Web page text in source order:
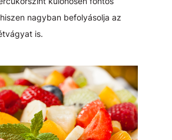
nagyban befolyásolja az
is.